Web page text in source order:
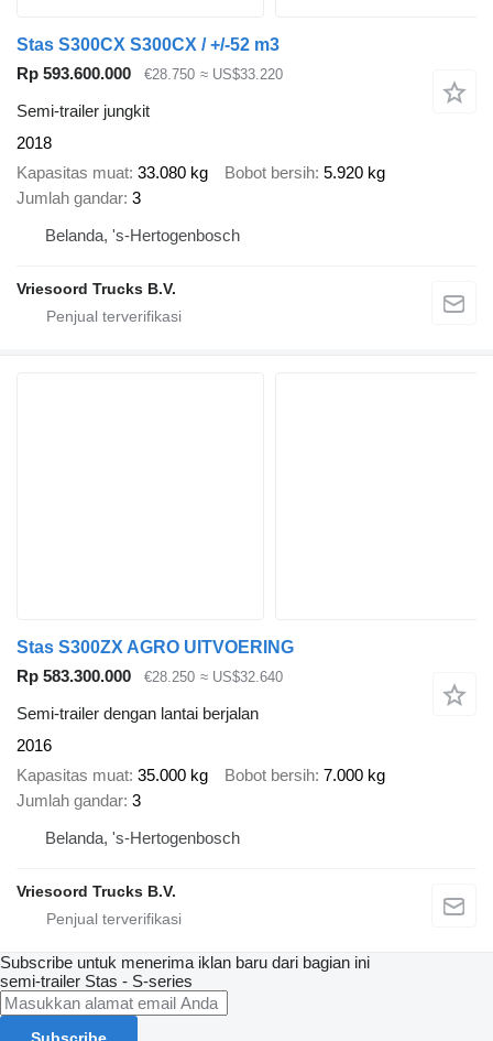
Stas S300CX S300CX / +/-52 m3
Rp 593.600.000
€28.750 ≈ US$33.220
Semi-trailer jungkit
2018
Kapasitas muat 33.080 kg Bobot bersih 5.920 kg
Jumlah gandar 3
Belanda, 's-Hertogenbosch
Vriesoord Trucks B.V.
Stas S300ZX AGRO UITVOERING
Rp 583.300.000
€28.250 ≈ US$32.640
Semi-trailer dengan lantai berjalan
2016
Kapasitas muat 35.000 kg Bobot bersih 7.000 kg
Jumlah gandar 3
Belanda, 's-Hertogenbosch
Vriesoord Trucks B.V.
Subscribe untuk menerima iklan baru dari bagian ini
semi-trailer Stas - S-series
Subscribe